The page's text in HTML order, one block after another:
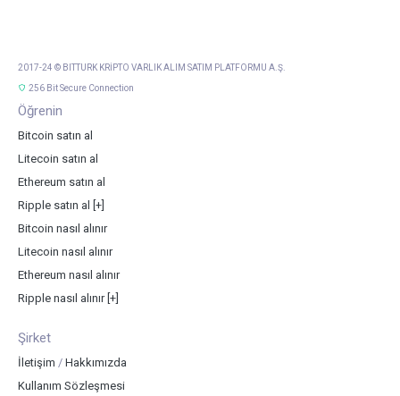
2017-24 © BITTURK KRİPTO VARLIK ALIM SATIM PLATFORMU A.Ş.
256 Bit Secure Connection
Öğrenin
Bitcoin satın al
Litecoin satın al
Ethereum satın al
Ripple satın al
[+]
Bitcoin nasıl alınır
Litecoin nasıl alınır
Ethereum nasıl alınır
Ripple nasıl alınır [+]
Şirket
İletişim / Hakkımızda
Kullanım Sözleşmesi